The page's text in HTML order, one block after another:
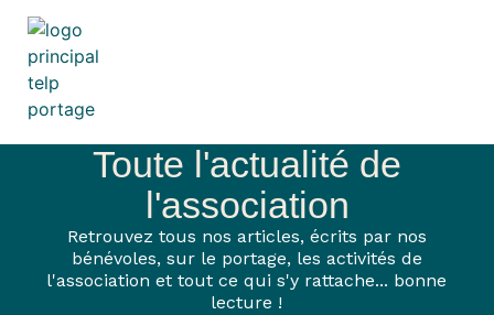
Toute l'actualité de
l'association
Retrouvez tous nos articles, écrits par nos
bénévoles, sur le portage, les activités de
l'association et tout ce qui s'y rattache... bonne
lecture !